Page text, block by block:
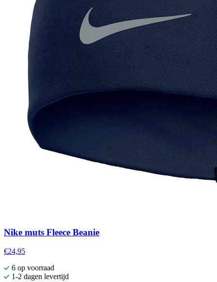
Nike muts Fleece Beanie
€24,95
6 op voorraad
1-2 dagen levertijd